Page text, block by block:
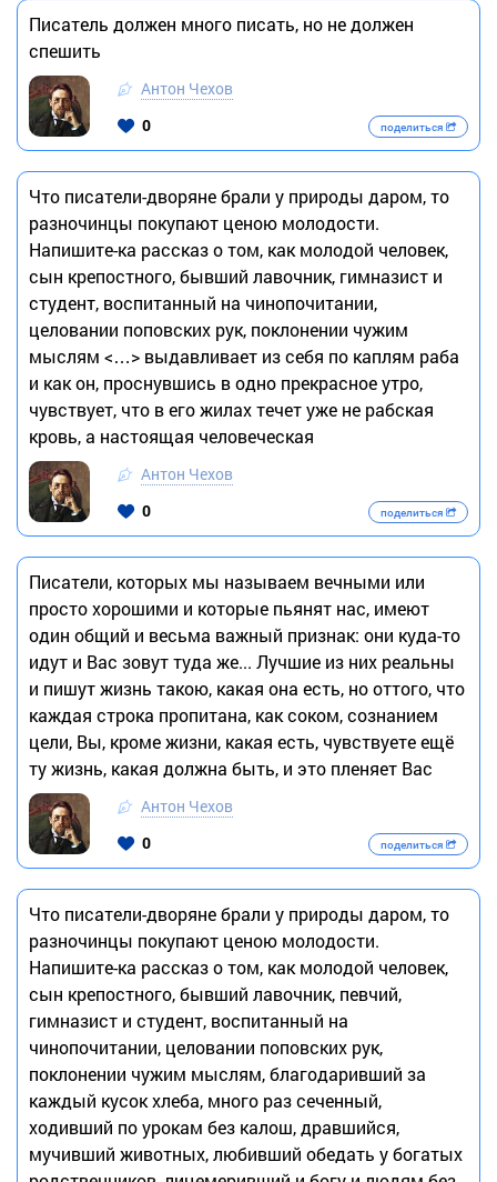
Писатель должен много писать, но не должен
спешить
Антон Чехов
0
поделиться
Что писатели-дворяне брали у природы даром, то
разночинцы покупают ценою молодости.
Напишите-ка рассказ о том, как молодой человек,
сын крепостного, бывший лавочник, гимназист и
студент, воспитанный на чинопочитании,
целовании поповских рук, поклонении чужим
мыслям <…> выдавливает из себя по каплям раба
и как он, проснувшись в одно прекрасное утро,
чувствует, что в его жилах течет уже не рабская
кровь, а настоящая человеческая
Антон Чехов
0
поделиться
Писатели, которых мы называем вечными или
просто хорошими и которые пьянят нас, имеют
один общий и весьма важный признак: они куда-то
идут и Вас зовут туда же... Лучшие из них реальны
и пишут жизнь такою, какая она есть, но оттого, что
каждая строка пропитана, как соком, сознанием
цели, Вы, кроме жизни, какая есть, чувствуете ещё
ту жизнь, какая должна быть, и это пленяет Вас
Антон Чехов
0
поделиться
Что писатели-дворяне брали у природы даром, то
разночинцы покупают ценою молодости.
Напишите-ка рассказ о том, как молодой человек,
сын крепостного, бывший лавочник, певчий,
гимназист и студент, воспитанный на
чинопочитании, целовании поповских рук,
поклонении чужим мыслям, благодаривший за
каждый кусок хлеба, много раз сеченный,
ходивший по урокам без калош, дравшийся,
мучивший животных, любивший обедать у богатых